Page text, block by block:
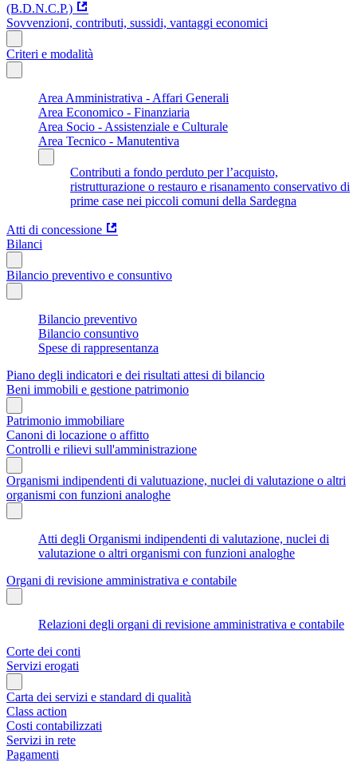
(B.D.N.C.P.)
Sovvenzioni, contributi, sussidi, vantaggi economici
Criteri e modalità
Area Amministrativa - Affari Generali
Area Economico - Finanziaria
Area Socio - Assistenziale e Culturale
Area Tecnico - Manutentiva
Contributi a fondo perduto per l’acquisto,
ristrutturazione o restauro e risanamento conservativo di
prime case nei piccoli comuni della Sardegna
Atti di concessione
Bilanci
Bilancio preventivo e consuntivo
Bilancio preventivo
Bilancio consuntivo
Spese di rappresentanza
Piano degli indicatori e dei risultati attesi di bilancio
Beni immobili e gestione patrimonio
Patrimonio immobiliare
Canoni di locazione o affitto
Controlli e rilievi sull'amministrazione
Organismi indipendenti di valutuazione, nuclei di valutazione o altri
organismi con funzioni analoghe
Atti degli Organismi indipendenti di valutazione, nuclei di
valutazione o altri organismi con funzioni analoghe
Organi di revisione amministrativa e contabile
Relazioni degli organi di revisione amministrativa e contabile
Corte dei conti
Servizi erogati
Carta dei servizi e standard di qualità
Class action
Costi contabilizzati
Servizi in rete
Pagamenti